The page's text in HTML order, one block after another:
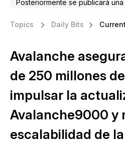
Posteriormente se publicará
Topics Daily Bits
Avalanche
de 250 millones
impulsar la
Avalanche9000 y
escalabilidad de